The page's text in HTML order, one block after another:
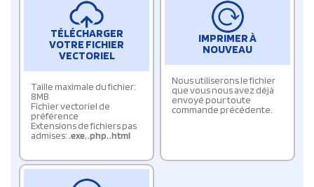
TÉLÉCHARGER
VOTRE FICHIER
VECTORIEL
Taille maximale du fichier:
8MB
Fichier vectoriel de
préférence
Extensions de fichiers pas
admises:.exe,.php,.html
IMPRIMER À
NOUVEAU
Nous utiliserons le fichier
que vous nous avez déjà
envoyé pour toute
commande précédente.